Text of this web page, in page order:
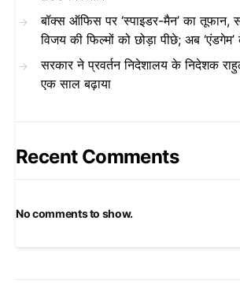
बॉक्स ऑफिस पर ‘स्पाइडर-मैन’ का तूफान,
विजय की फिल्मों को छोड़ा पीछे; अब
सरकार ने प्रवर्तन निदेशालय के निदेशक
एक साल बढ़ाया
Recent Comments
No comments to show.